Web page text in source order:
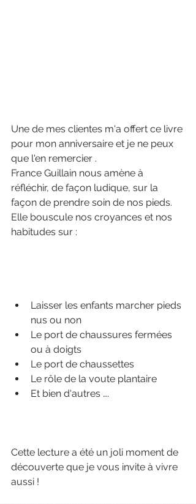
Une de mes clientes m'a offert ce livre
pour mon anniversaire et je ne peux
que l'en remercier .
France Guillain nous amène à
réfléchir, de façon ludique, sur la
façon de prendre soin de nos pieds.
Elle bouscule nos croyances et nos
habitudes sur :
Laisser les enfants marcher pieds
nus ou non
Le port de chaussures fermées
ou à doigts
Le port de chaussettes
Le rôle de la voute plantaire
Et bien d'autres ….
Cette lecture a été un joli moment de
découverte que je vous invite à vivre
aussi !